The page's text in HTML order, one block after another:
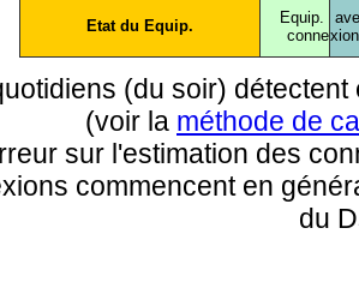
Etat du Equip.
Equip.
conne
(du soir)
(voir la méthode de
sur l'estimation des
commencent en
du